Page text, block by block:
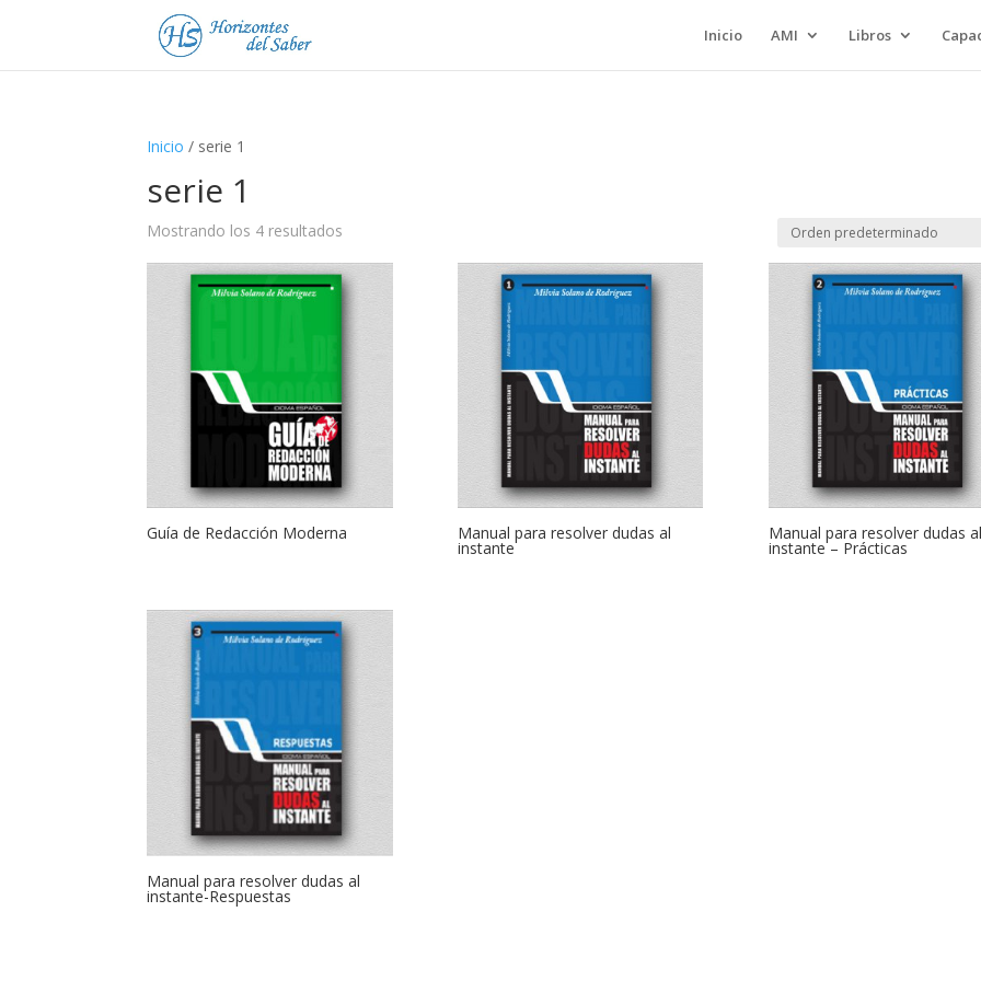
Inicio AMI Libros
Inicio / serie 1
serie 1
Mostrando los 4 resultados
Guía de Redacción Moderna Manual para resolver dudas al
instante
Manual para resolver dudas al
instante – Prácticas
Manual para resolver dudas al
instante-Respuestas